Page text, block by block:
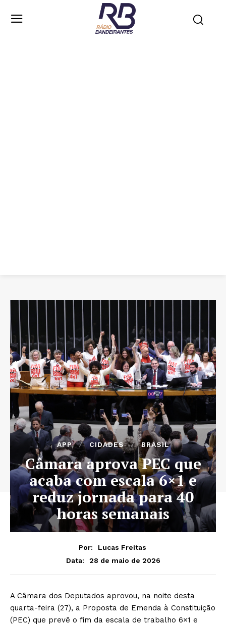
APP CIDADES BRASIL
Câmara aprova PEC que
acaba com escala 6×1 e
reduz jornada para 40
horas semanais
Por:
Lucas Freitas
Data:
28 de maio de 2026
A Câmara dos Deputados aprovou, na noite desta
quarta-feira (27), a Proposta de Emenda à Constituição
(PEC) que prevê o fim da escala de trabalho 6×1 e